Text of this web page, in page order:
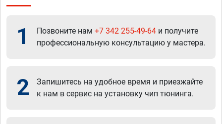
1 Позвоните нам +7 342 255-49-64 и получите
профессиональную консультацию у мастера.
2
Запишитесь на удобное время и приезжайте
к нам в сервис на установку чип тюнинга.